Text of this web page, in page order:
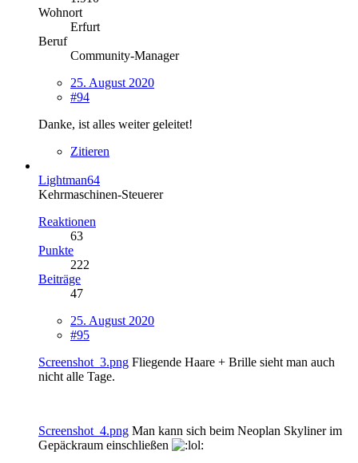
Wohnort
Erfurt
Beruf
Community-Manager
25. August 2020
#94
Danke, ist alles weiter geleitet!
Zitieren
Lightman64
Kehrmaschinen-Steuerer
Reaktionen
63
Punkte
222
Beiträge
47
25. August 2020
#95
Screenshot_3.png Fliegende Haare + Brille sieht man auch
nicht alle Tage.
Screenshot_4.png Man kann sich beim Neoplan Skyliner im
Gepäckraum einschließen